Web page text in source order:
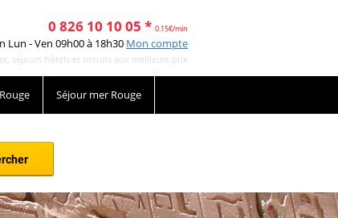
0 826 10 10 05 * 0.15€/min
Lun - Ven 09h00 à 18h30 Mon compte
séjours hôtels et circuits aux meilleurs prix
Séjour mer Rouge